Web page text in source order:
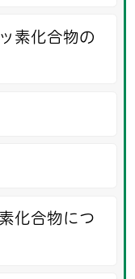
素化合物の
化合物につ